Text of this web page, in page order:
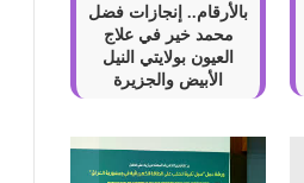
بالأرقام.. إنجازات فضل
محمد خير في علاج
العيون بولايتي النيل
الأبيض والجزيرة